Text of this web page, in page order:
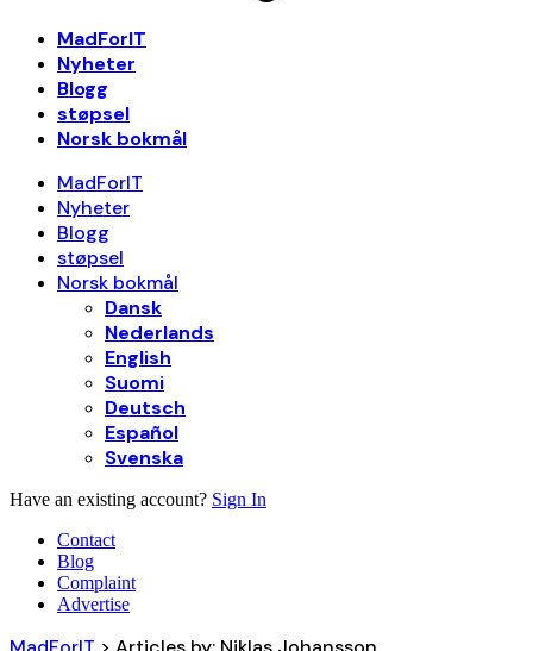
MadForIT
Nyheter
Blogg
støpsel
Norsk bokmål
MadForIT
Nyheter
Blogg
støpsel
Norsk bokmål
Dansk
Nederlands
English
Suomi
Deutsch
Español
Svenska
Have an existing account? Sign In
Contact
Blog
Complaint
Advertise